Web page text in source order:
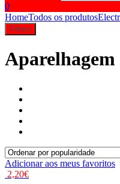
0
HomeTodos os produtos
Filters
Adicionar aos meus favoritos
2,20€